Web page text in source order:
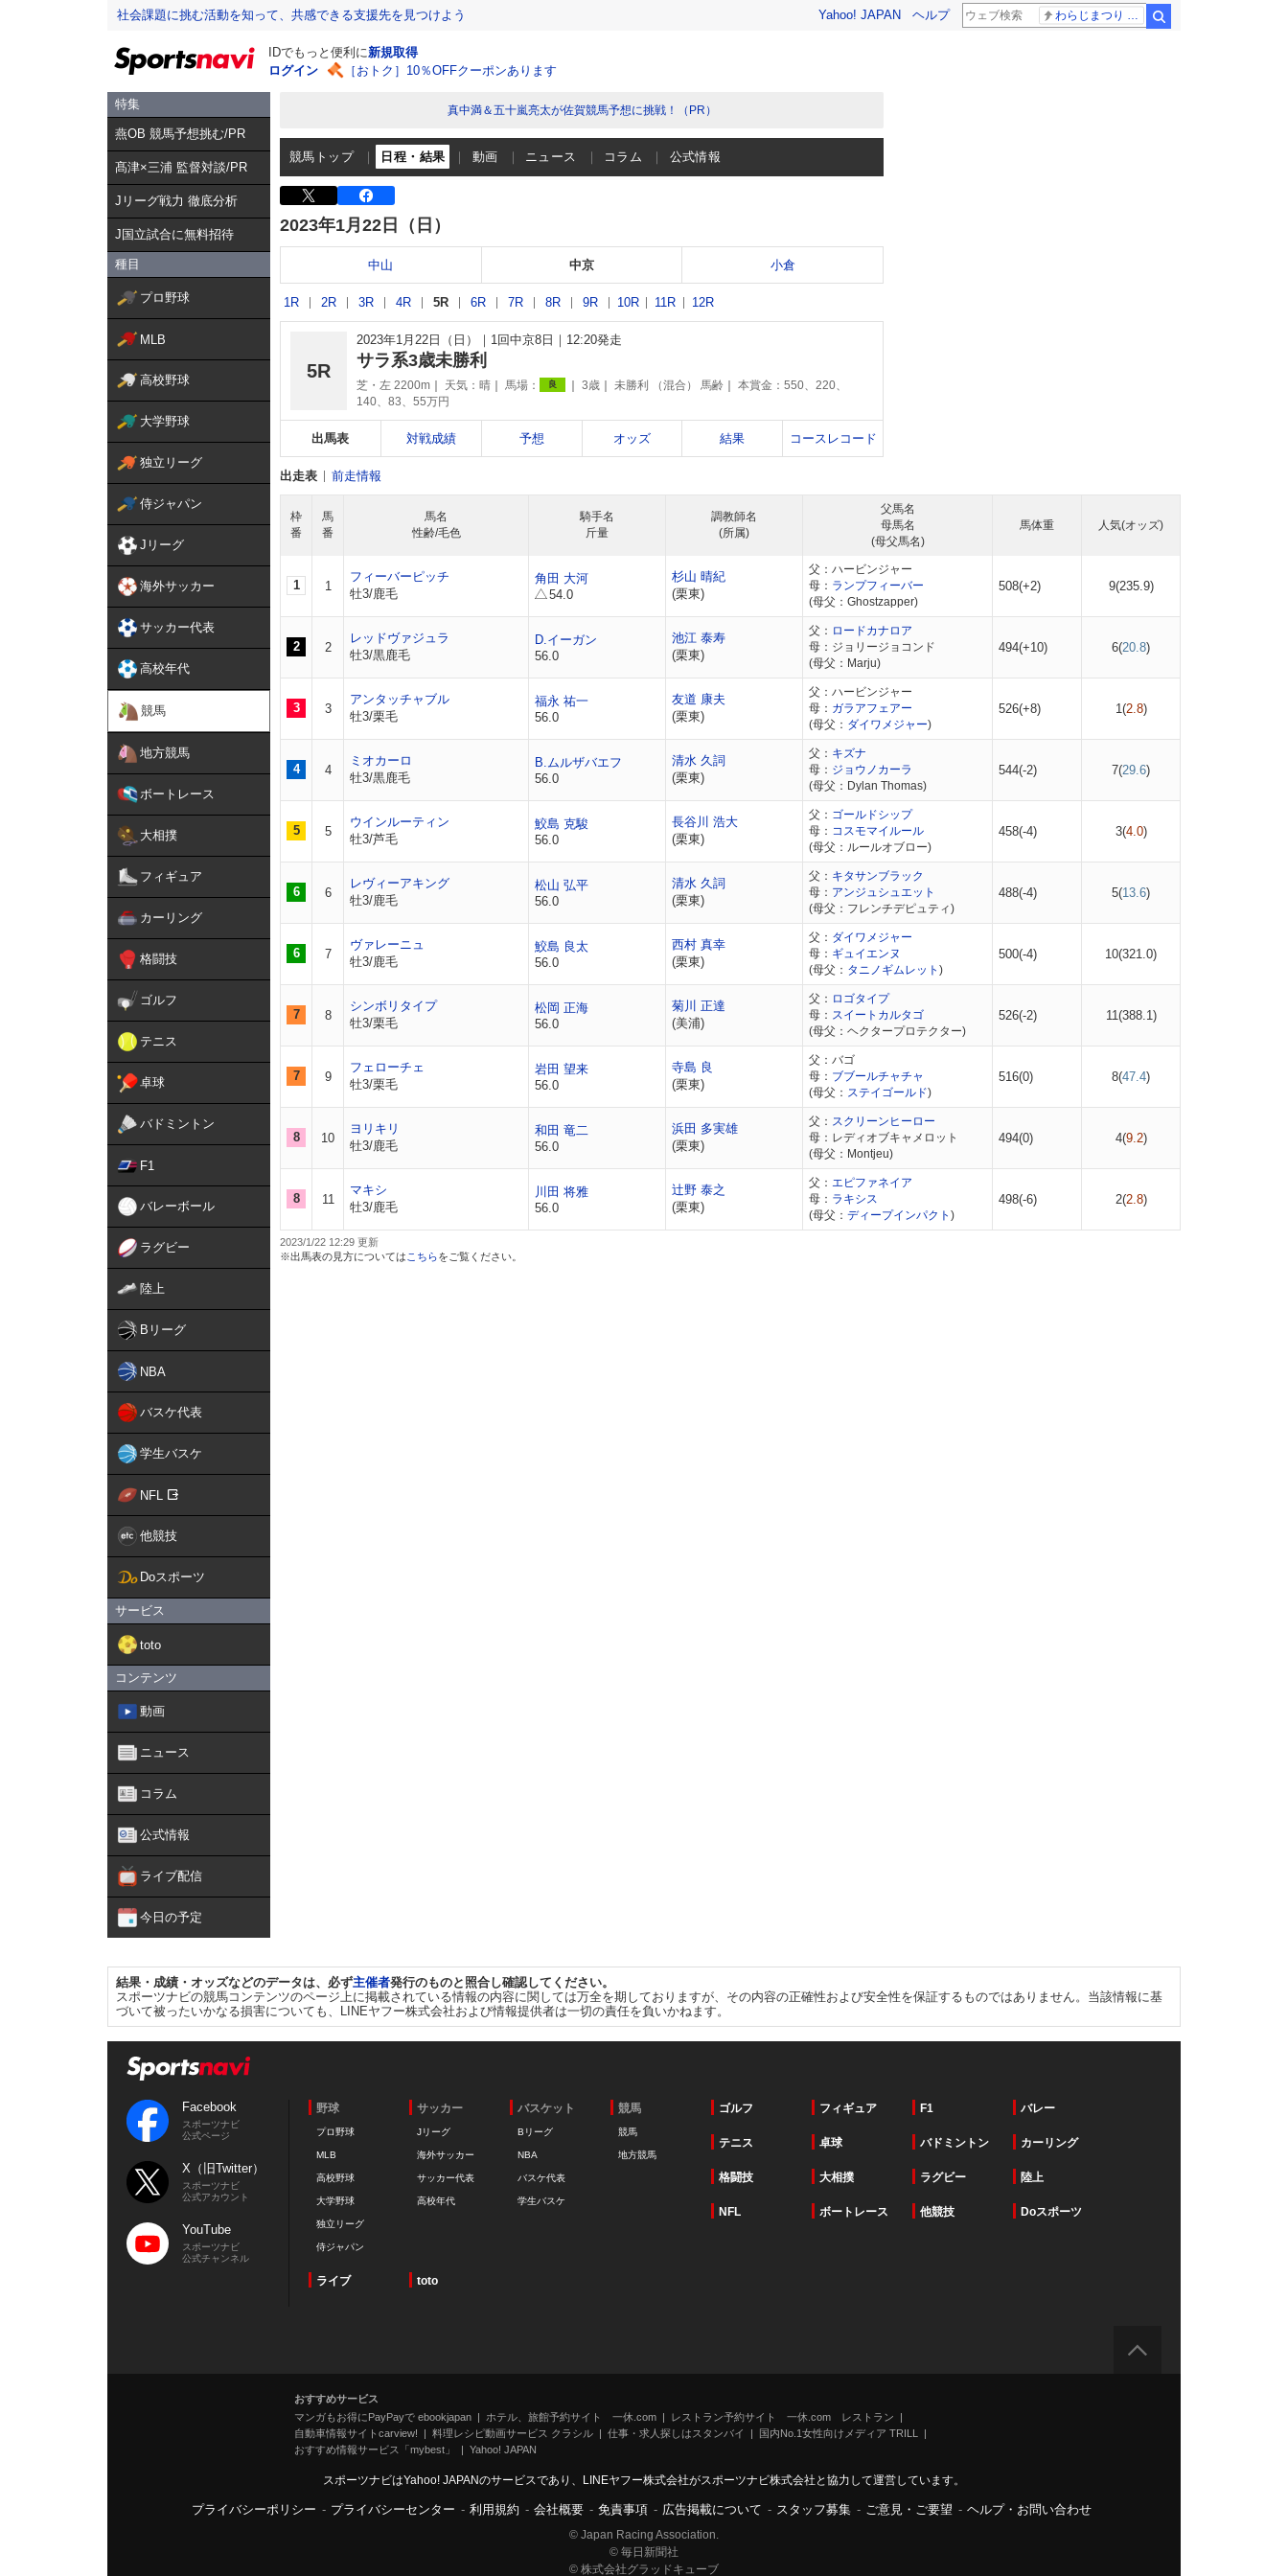
社会課題に挑む活動を知って、共感できる支援先を見つけよう Yahoo! JAPAN ヘルプ
IDでもっと便利に新規取得
ログイン
［おトク］10％OFFクーポンあります
特集
燕OB 競馬予想挑む/PR
髙津×三浦 監督対談/PR
Jリーグ戦力 徹底分析
J国立試合に無料招待
種目
プロ野球
MLB
高校野球
大学野球
独立リーグ
侍ジャパン
Jリーグ
海外サッカー
サッカー代表
高校年代
競馬
地方競馬
ボートレース
大相撲
フィギュア
カーリング
格闘技
ゴルフ
テニス
卓球
バドミントン
F1
バレーボール
ラグビー
陸上
Bリーグ
NBA
バスケ代表
学生バスケ
NFL
他競技
Doスポーツ
サービス
toto
コンテンツ
動画
ニュース
コラム
公式情報
ライブ配信
今日の予定
真中満＆五十嵐亮太が佐賀競馬予想に挑戦！（PR）
競馬トップ 日程・結果 動画 ニュース コラム 公式情報
2023年1月22日（日）
中山 中京 小倉
1R 2R 3R 4R 5R 6R 7R 8R 9R 10R 11R 12R
5R
2023年1月22日（日） 1回中京8日 12:20発走
サラ系3歳未勝利
芝・左 2200m 天気： 晴 馬場： 良 3歳 未勝利 （混合） 馬齢
本賞金：550、220、
140、83、55万円
出馬表 対戦成績 予想 オッズ 結果 コースレコード
出走表 前走情報
枠
番
馬
番
馬名
性齢/毛色
騎手名
斤量
調教師名
(所属)
父馬名
母馬名
(母父馬名)
馬体重 人気(オッズ)
1 1
フィーバーピッチ
牡3/鹿毛
角田 大河
54.0
杉山 晴紀
(栗東)
父：ハービンジャー
母： ランプフィーバー
(母父：Ghostzapper)
508(+2) 9(235.9)
2 2
レッドヴァジュラ
牡3/黒鹿毛
D.イーガン
56.0
池江 泰寿
(栗東)
父： ロードカナロア
母：ジョリージョコンド
(母父：Marju)
494(+10) 6(20.8)
3 3
アンタッチャブル
牡3/栗毛
福永 祐一
56.0
友道 康夫
(栗東)
父：ハービンジャー
母： ガラアフェアー
(母父： ダイワメジャー)
526(+8) 1(2.8)
4 4
ミオカーロ
牡3/黒鹿毛
B.ムルザバエフ
56.0
清水 久詞
(栗東)
父： キズナ
母： ジョウノカーラ
(母父：Dylan Thomas)
544(-2) 7(29.6)
5 5
ウインルーティン
牡3/芦毛
鮫島 克駿
56.0
長谷川 浩大
(栗東)
父： ゴールドシップ
母： コスモマイルール
(母父：ルールオブロー)
458(-4) 3(4.0)
6 6
レヴィーアキング
牡3/鹿毛
松山 弘平
56.0
清水 久詞
(栗東)
父： キタサンブラック
母： アンジュシュエット
(母父：フレンチデピュティ)
488(-4) 5(13.6)
6 7
ヴァレーニュ
牡3/鹿毛
鮫島 良太
56.0
西村 真幸
(栗東)
父： ダイワメジャー
母： ギュイエンヌ
(母父： タニノギムレット )
500(-4) 10(321.0)
7 8
シンボリタイプ
牡3/栗毛
松岡 正海
56.0
菊川 正達
(美浦)
父： ロゴタイプ
母： スイートカルタゴ
(母父：ヘクタープロテクター)
526(-2) 11(388.1)
7 9
フェローチェ
牡3/栗毛
岩田 望来
56.0
寺島 良
(栗東)
父：バゴ
母： ブブールチャチャ
(母父： ステイゴールド)
516(0) 8(47.4)
8 10
ヨリキリ
牡3/鹿毛
和田 竜二
56.0
浜田 多実雄
(栗東)
父： スクリーンヒーロー
母：レディオブキャメロット
(母父：Montjeu)
494(0) 4(9.2)
8 11
マキシ
牡3/鹿毛
川田 将雅
56.0
辻野 泰之
(栗東)
父： エピファネイア
母： ラキシス
(母父： ディープインパクト )
498(-6) 2(2.8)
2023/1/22 12:29
※出馬表の見方については こちらをご覧ください。
結果・成績・オッズなどのデータは、必ず主催者発行のものと照合し確認してください。
スポーツナビの競馬コンテンツのページ上に掲載されている情報の内容に関しては万全を期しておりますが、その内容の正確性および安全性を保証するものではありません。当該情報に基
づいて被ったいかなる損害についても、LINEヤフー株式会社および情報提供者は一切の責任を負いかねます。
Facebook
スポーツナビ
公式ページ
X（旧Twitter）
スポーツナビ
公式アカウント
YouTube
スポーツナビ
公式チャンネル
野球
プロ野球
MLB
高校野球
大学野球
独立リーグ
侍ジャパン
サッカー
Jリーグ
海外サッカー
サッカー代表
高校年代
バスケット
Bリーグ
NBA
バスケ代表
学生バスケ
競馬
競馬
地方競馬
ゴルフ フィギュア F1 バレー
テニス 卓球 バドミントン カーリング
格闘技 大相撲 ラグビー 陸上
NFL ボートレース 他競技 Doスポーツ
ライブ toto
おすすめサービス
マンガもお得にPayPayで ebookjapan
ホテル、旅館予約サイト 一休.com
レストラン予約サイト 一休.com レストラン
自動車情報サイトcarview!
料理レシピ動画サービス クラシル 仕事・求人探しはスタンバイ
国内No.1女性向けメディア TRILL
おすすめ情報サービス「mybest」
Yahoo! JAPAN
スポーツナビはYahoo! JAPANのサービスであり、LINEヤフー株式会社がスポーツナビ株式会社と協力して運営しています。
プライバシーポリシー - プライバシーセンター - 利用規約 - 会社概要 - 免責事項 - 広告掲載について - スタッフ募集 - ご意見・ご要望 - ヘルプ・お問い合わせ
© Japan Racing Association.
© 毎日新聞社
© 株式会社グラッドキューブ